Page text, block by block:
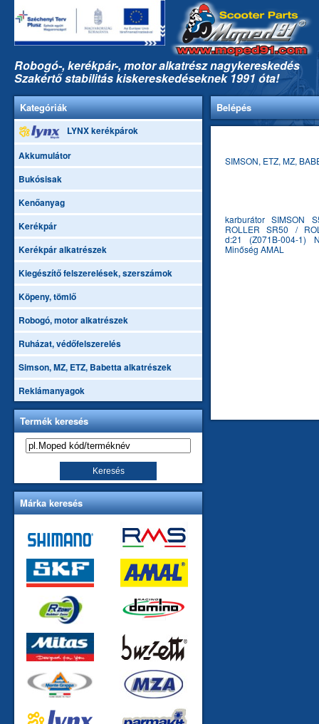
Robogó-, kerékpár-, motor alkatrész nagykereskedés
Szakértő stabilitás kiskereskedéseknek 1991 óta!
Kategóriák
LYNX kerékpárok
Akkumulátor
Bukósisak
Kenőanyag
Kerékpár
Kerékpár alkatrészek
Kiegészítő felszerelések, szerszámok
Köpeny, tömlő
Robogó, motor alkatrészek
Ruházat, védőfelszerelés
Simson, MZ, ETZ, Babetta alkatrészek
Reklámanyagok
Termék keresés
Márka keresés
Belépés
SIMSON, ETZ, MZ,
karburátor SIMSON
ROLLER SR50 /
d:21 (Z071B-004-1)
Minőség AMAL